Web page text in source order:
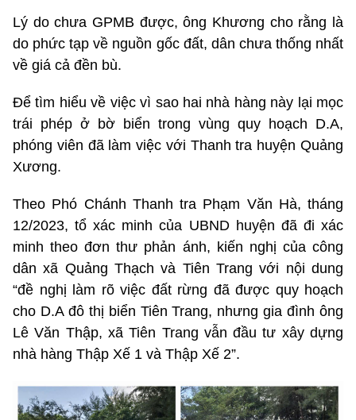
Lý do chưa GPMB được, ông Khương cho rằng là
do phức tạp về nguồn gốc đất, dân chưa thống nhất
về giá cả đền bù.
Để tìm hiểu về việc vì sao hai nhà hàng này lại mọc
trái phép ở bờ biển trong vùng quy hoạch D.A,
phóng viên đã làm việc với Thanh tra huyện Quảng
Xương.
Theo Phó Chánh Thanh tra Phạm Văn Hà, tháng
12/2023, tổ xác minh của UBND huyện đã đi xác
minh theo đơn thư phản ánh, kiến nghị của công
dân xã Quảng Thạch và Tiên Trang với nội dung
“đề nghị làm rõ việc đất rừng đã được quy hoạch
cho D.A đô thị biển Tiên Trang, nhưng gia đình ông
Lê Văn Thập, xã Tiên Trang vẫn đầu tư xây dựng
nhà hàng Thập Xế 1 và Thập Xế 2”.